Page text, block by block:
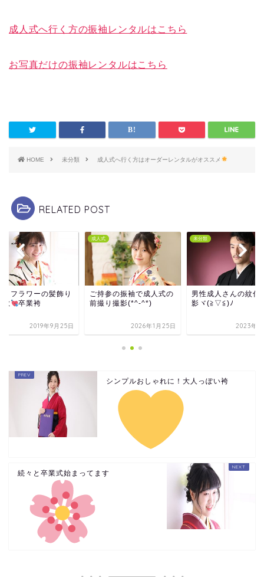
成人式へ行く方の振袖レンタルはこちら
お写真だけの振袖レンタルはこちら
HOME 未分類 成人式へ行く方はオーダーレンタルがオススメ
RELATED POST
イフラワーの髪飾り
敵
卒業袴
2019年9月25日
成人式
ご持参の振袖で成人式の
前撮り撮影(*^-^*)
2026年1月25日
未分類
男性成人さんの紋付
影ヾ(≧▽≦)ﾉ
2023年2
シンプルおしゃれに！大人っぽい袴
続々と卒業式始まってます